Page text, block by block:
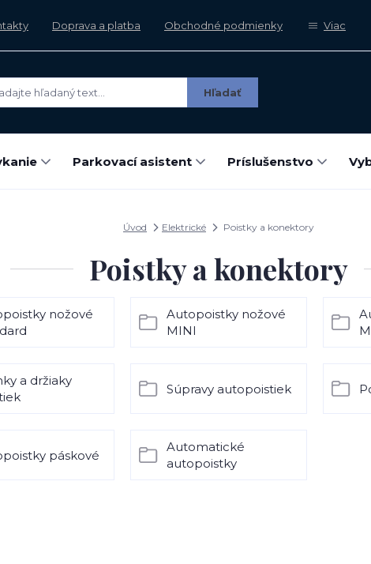
Doprava a platba Obchodné podmienky Viac
Hľadať
Parkovací asistent Príslušenstvo
Úvod Elektrické Poistky a konektory
Poistky a konektory
nožové
Autopoistky nožové
MINI
a držiaky
Súpravy autopoistiek
páskové
Automatické
autopoistky